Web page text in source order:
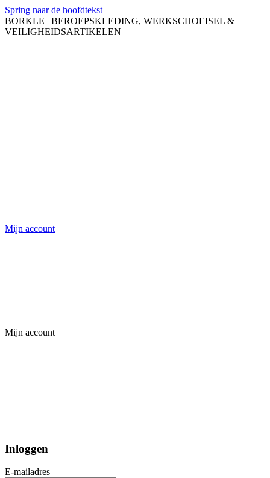
Spring naar de hoofdtekst
BORKLE | BEROEPSKLEDING, WERKSCHOEISEL &
VEILIGHEIDSARTIKELEN
Mijn account
Mijn account
Inloggen
E-mailadres